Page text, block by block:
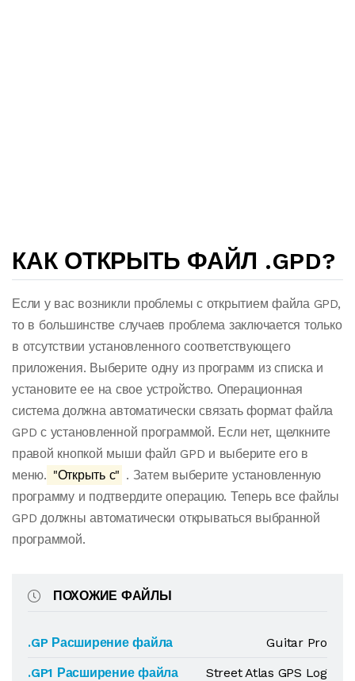
КАК ОТКРЫТЬ ФАЙЛ .GPD?
Если у вас возникли проблемы с открытием файла GPD,
то в большинстве случаев проблема заключается только
в отсутствии установленного соответствующего
приложения. Выберите одну из программ из списка и
установите ее на свое устройство. Операционная
система должна автоматически связать формат файла
GPD с установленной программой. Если нет, щелкните
правой кнопкой мыши файл GPD и выберите его в
меню. "Открыть с" . Затем выберите установленную
программу и подтвердите операцию. Теперь все файлы
GPD должны автоматически открываться выбранной
программой.
ПОХОЖИЕ ФАЙЛЫ
.GP Расширение файла
Guitar Pro
.GP1 Расширение файла
Street Atlas GPS Log